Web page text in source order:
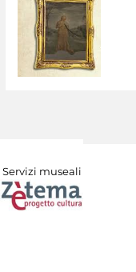
Servizi museali